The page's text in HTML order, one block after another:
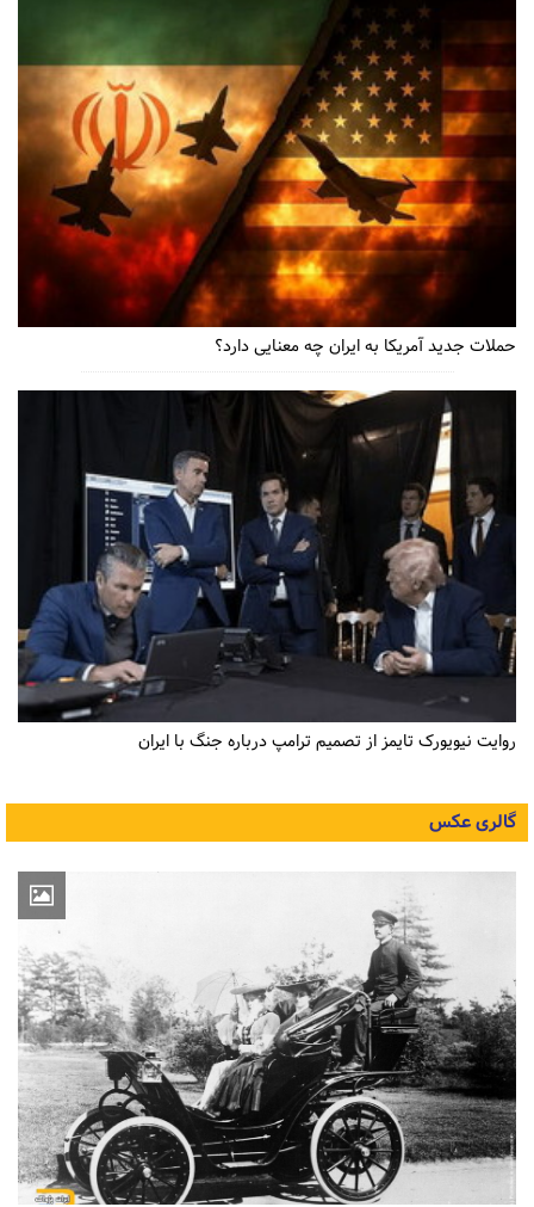
حملات جدید آمریکا به ایران چه معنایی دارد؟
روایت نیویورک تایمز از تصمیم ترامپ درباره جنگ با ایران
گالری عکس